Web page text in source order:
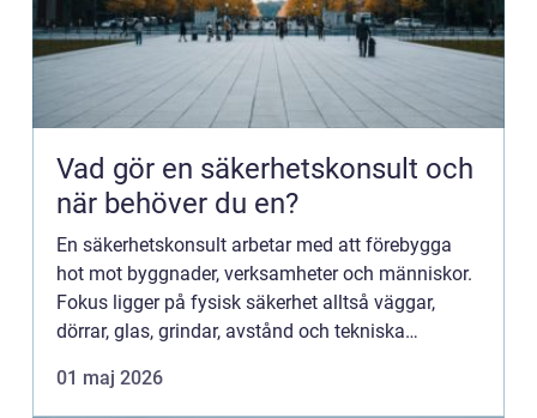
Vad gör en säkerhetskonsult och
när behöver du en?
En säkerhetskonsult arbetar med att förebygga
hot mot byggnader, verksamheter och människor.
Fokus ligger på fysisk säkerhet alltså väggar,
dörrar, glas, grindar, avstånd och tekniska
sprängning eller ...
01 maj 2026